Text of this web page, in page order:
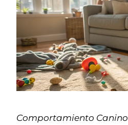
Comportamiento Canino